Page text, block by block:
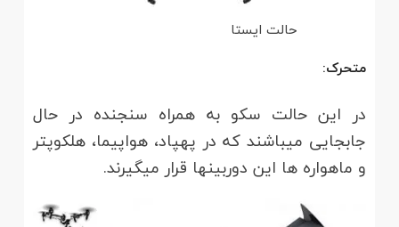
حالت ایستا
متحرک:
در این حالت سکو به همراه سنجنده در حال
جابجایی می­باشند که در پهپاد، هواپیما، هلکوپتر
و ماهواره ­ها این دوربین­ها قرار می­گیرند.